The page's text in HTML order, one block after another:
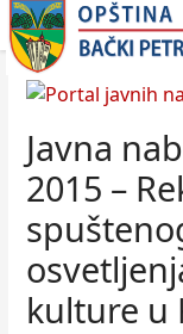
Javna
2015 –
kulture u